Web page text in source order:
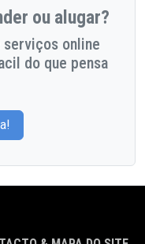
ou alugar?
serviços online
do que pensa